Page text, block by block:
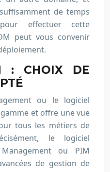
de temps
effectuer cette
peut vous convenir
: CHOIX DE
ou le logiciel
et offre une vue
tous les métiers de
le logiciel
ou PIM
de gestion de